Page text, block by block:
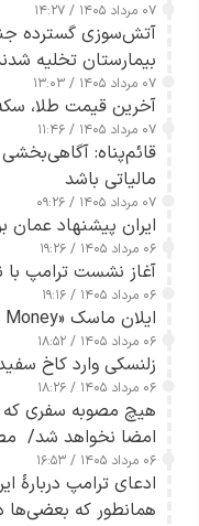
۰۷ مرداد ۱۴۰۵ / ۱۴:۲۷
آتش‌سوزی گسترده
بیمارستان تخلیه
۰۷ مرداد ۱۴۰۵ / ۱۳:۰۳
آخرین قیمت طلا، سکه و
۰۷ مرداد ۱۴۰۵ / ۱۱:۴۶
قائم‌پناه:
مالیاتی باشد
۰۷ مرداد ۱۴۰۵ / ۰۹:۲۶
ایران پیشنهاد عمان
۰۶ مرداد ۱۴۰۵ / ۱۹:۲۶
آغاز نشست ترامپ با
۰۶ مرداد ۱۴۰۵ / ۱۹:۱۶
ایلان ماسک «X Money» را در آمریکا راه‌اندازی کرد
۰۶ مرداد ۱۴۰۵ / ۱۸:۵۲
زلنسکی وارد کاخ
۰۶ مرداد ۱۴۰۵ / ۱۸:۲۶
هیچ مصوبه سفری که
امضا نخواهد شد/
قانون بودجه است+
۰۶ مرداد ۱۴۰۵ / ۱۶:۵۳
ادعای ترامپ دربارهٔ
همانطور که بعضی‌ها